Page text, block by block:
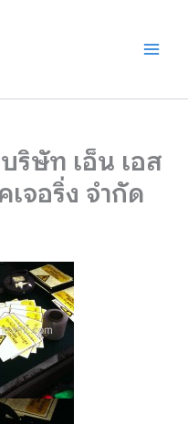
ริษัท เอ็น เอส
จอริ่ง จํากัด